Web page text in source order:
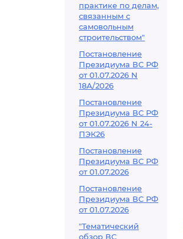
практике по делам,
связанным с
самовольным
строительством"
Постановление
Президиума ВС РФ
от 01.07.2026 N
18А/2026
Постановление
Президиума ВС РФ
от 01.07.2026 N 24-
ПЭК26
Постановление
Президиума ВС РФ
от 01.07.2026
Постановление
Президиума ВС РФ
от 01.07.2026
"Тематический
обзор ВС